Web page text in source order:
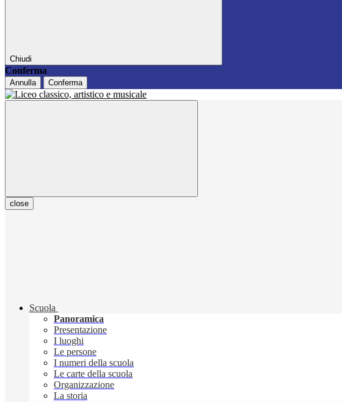
Chiudi
Conferma
Annulla Conferma
close
Scuola
Panoramica
Presentazione
I luoghi
Le persone
I numeri della scuola
Le carte della scuola
Organizzazione
La storia